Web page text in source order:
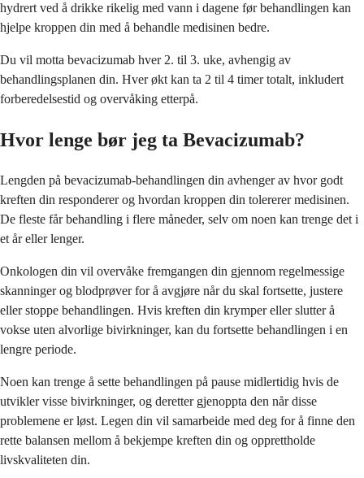
hydrert ved å drikke rikelig med vann i dagene før behandlingen kan
hjelpe kroppen din med å behandle medisinen bedre.
Du vil motta bevacizumab hver 2. til 3. uke, avhengig av
behandlingsplanen din. Hver økt kan ta 2 til 4 timer totalt, inkludert
forberedelsestid og overvåking etterpå.
Hvor lenge bør jeg ta Bevacizumab?
Lengden på bevacizumab-behandlingen din avhenger av hvor godt
kreften din responderer og hvordan kroppen din tolererer medisinen.
De fleste får behandling i flere måneder, selv om noen kan trenge det i
et år eller lenger.
Onkologen din vil overvåke fremgangen din gjennom regelmessige
skanninger og blodprøver for å avgjøre når du skal fortsette, justere
eller stoppe behandlingen. Hvis kreften din krymper eller slutter å
vokse uten alvorlige bivirkninger, kan du fortsette behandlingen i en
lengre periode.
Noen kan trenge å sette behandlingen på pause midlertidig hvis de
utvikler visse bivirkninger, og deretter gjenoppta den når disse
problemene er løst. Legen din vil samarbeide med deg for å finne den
rette balansen mellom å bekjempe kreften din og opprettholde
livskvaliteten din.